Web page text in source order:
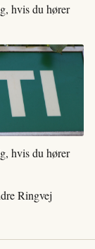
hvis du hører
hvis du hører
Ringvej